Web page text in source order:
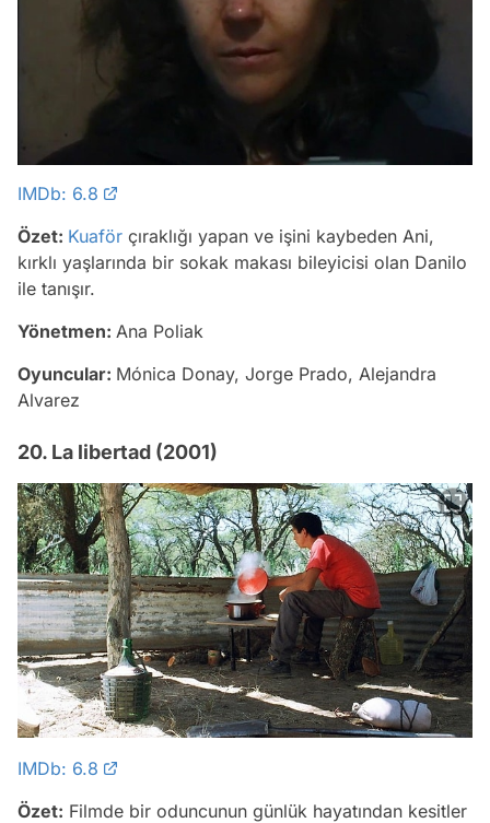
IMDb: 6.8
Özet: Kuaför çıraklığı yapan ve işini kaybeden Ani,
kırklı yaşlarında bir sokak makası bileyicisi olan Danilo
ile tanışır.
Yönetmen: Ana Poliak
Oyuncular: Mónica Donay, Jorge Prado, Alejandra
Alvarez
20. La libertad (2001)
IMDb: 6.8
Özet: Filmde bir oduncunun günlük hayatından kesitler